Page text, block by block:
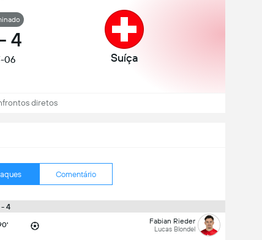
- 4
06 Suíça
diretos
Comentário
4
Fabian Rieder
Lucas Blondel